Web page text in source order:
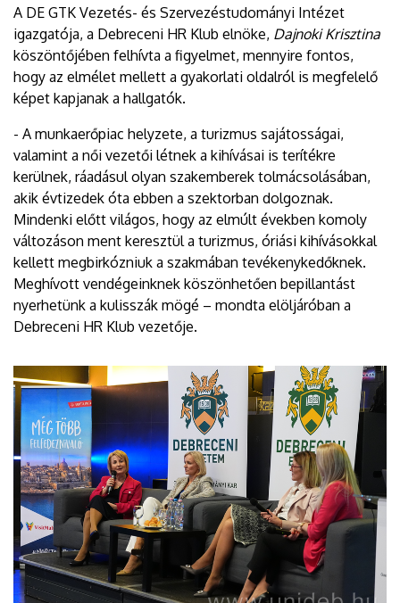
A DE GTK Vezetés- és Szervezéstudományi Intézet
igazgatója, a Debreceni HR Klub elnöke, Dajnoki Krisztina
köszöntőjében felhívta a figyelmet, mennyire fontos,
hogy az elmélet mellett a gyakorlati oldalról is megfelelő
képet kapjanak a hallgatók.
- A munkaerőpiac helyzete, a turizmus sajátosságai,
valamint a női vezetői létnek a kihívásai is terítékre
kerülnek, ráadásul olyan szakemberek tolmácsolásában,
akik évtizedek óta ebben a szektorban dolgoznak.
Mindenki előtt világos, hogy az elmúlt években komoly
változáson ment keresztül a turizmus, óriási kihívásokkal
kellett megbirkózniuk a szakmában tevékenykedőknek.
Meghívott vendégeinknek köszönhetően bepillantást
nyerhetünk a kulisszák mögé – mondta elöljáróban a
Debreceni HR Klub vezetője.